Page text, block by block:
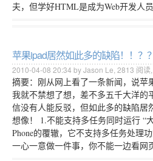
夫，但学好HTML是成为Web开发人
苹果ipad居然如此多的缺陷！！？？
2010-04-08 20:34 by Jason Le, 2813 阅读,
摘要：刚从网上看了一条新闻，说苹
我就不禁想了想，差不多五千大洋的
信没有人能反驳，但如此多的缺陷居
想像！ 1.不能支持多任务同时运行 “
Phone的覆辙，它不支持多任务处理
一心一意做一件事，你不能一边看网